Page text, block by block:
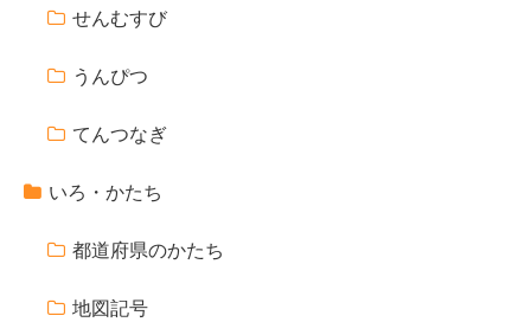
せんむすび
うんぴつ
てんつなぎ
いろ・かたち
都道府県のかたち
地図記号